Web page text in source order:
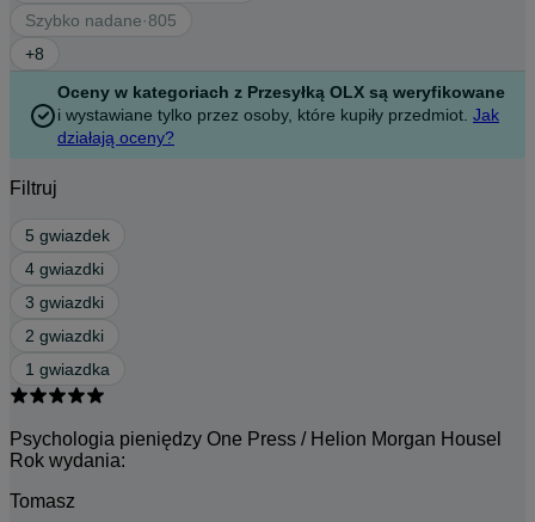
Szybko nadane·805
+8
Oceny w kategoriach z Przesyłką OLX są weryfikowane
i wystawiane tylko przez osoby, które kupiły przedmiot. Jak
działają oceny?
Filtruj
5 gwiazdek
4 gwiazdki
3 gwiazdki
2 gwiazdki
1 gwiazdka
Psychologia pieniędzy One Press / Helion Morgan Housel
Rok wydania:
Tomasz